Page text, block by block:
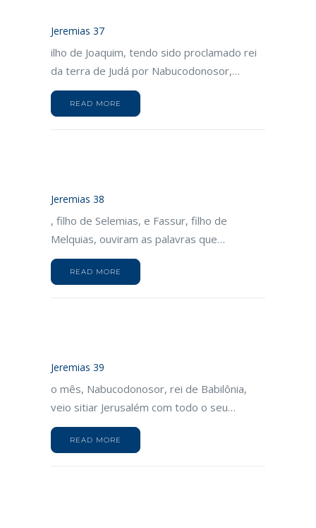
Jeremias 37
ilho de Joaquim, tendo sido proclamado rei
da terra de Judá por Nabucodonosor,…
READ MORE
Jeremias 38
, filho de Selemias, e Fassur, filho de
Melquias, ouviram as palavras que…
READ MORE
Jeremias 39
o mês, Nabucodonosor, rei de Babilônia,
veio sitiar Jerusalém com todo o seu…
READ MORE